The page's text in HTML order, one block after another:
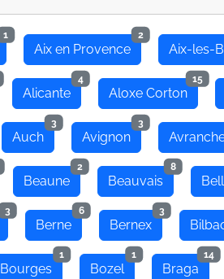
1
Aix en Provence
2
Aix-les-
Alicante
4
Aloxe Corton
15
Auch
3
Avignon
3
Beaune
2
Beauvais
8
3
Berne
6
Bernex
3
Bourges
1
Bozel
1
Braga
14